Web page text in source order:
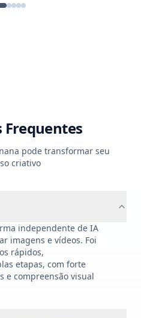
Frequentes
pode transformar seu
criativo
independente de IA
imagens e vídeos. Foi
rápidos,
etapas, com forte
e compreensão visual